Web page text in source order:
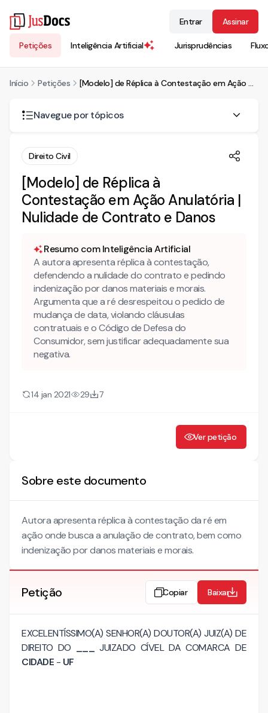
Petições Inteligência Artificial Jurisprudências
Entrar Assinar
Início Petições [Modelo] de Réplica à Contestação em Ação Anulatória | Nulidade de Contrato e Danos
Navegue por tópicos
RÉPLICA À CONTESTAÇÃO
Direito Civil
[Modelo] de Réplica à
Contestação em Ação Anulatória |
Nulidade de Contrato e Danos
Resumo com Inteligência Artificial
A autora apresenta réplica à contestação,
defendendo a nulidade do contrato e pedindo
indenização por danos materiais e morais.
Argumenta que a ré desrespeitou o pedido de
mudança de data, violando cláusulas
contratuais e o Código de Defesa do
Consumidor, sem justificar adequadamente sua
negativa.
14 jan 2021 29 7
Ver petição
Sobre este documento
Autora apresenta réplica à contestação da ré em
ação onde busca a anulação de contrato, bem como
indenização por danos materiais e morais.
Petição Copiar Baixar
EXCELENTÍSSIMO(A) SENHOR(A) DOUTOR(A) JUIZ(A) DE
DIREITO DO
JUIZADO CÍVEL DA COMARCA DE
CIDADE - UF